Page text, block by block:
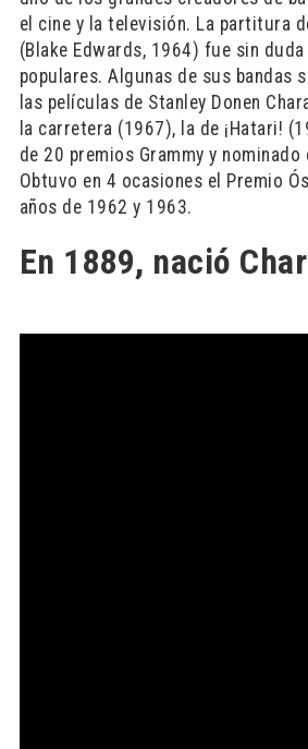
el cine y la televisión. La partitura
(Blake Edwards, 1964) fue sin
populares. Algunas de sus bandas
las películas de Stanley Donen
la carretera (1967), la de ¡Hatari!
de 20 premios Grammy y nominado
Obtuvo en 4 ocasiones el Premio
años de 1962 y 1963.
En 1889, nació